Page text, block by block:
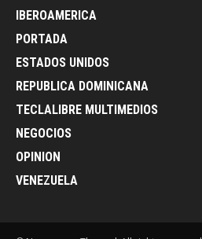
IBEROAMERICA
PORTADA
ESTADOS UNIDOS
REPUBLICA DOMINICANA
TECLALIBRE MULTIMEDIOS
NEGOCIOS
OPINION
VENEZUELA